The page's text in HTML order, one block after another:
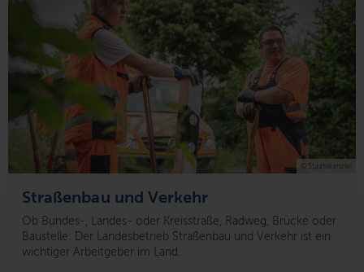
Straßenbau und Verkehr
Ob Bundes-, Landes- oder Kreisstraße, Radweg, Brücke oder
Baustelle: Der Landesbetrieb Straßenbau und Verkehr ist ein
wichtiger Arbeitgeber im Land.
© Staatskanzlei